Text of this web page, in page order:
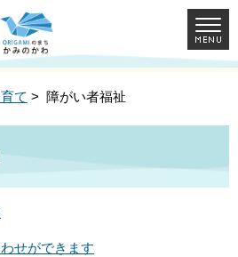
て > 障がい者福祉
せができます